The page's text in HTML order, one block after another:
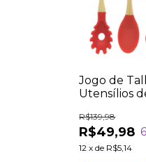
Jogo de
Utensílios
4 Peças
Vermelho
R$49,98
R$139,98
12 xde R$5,14